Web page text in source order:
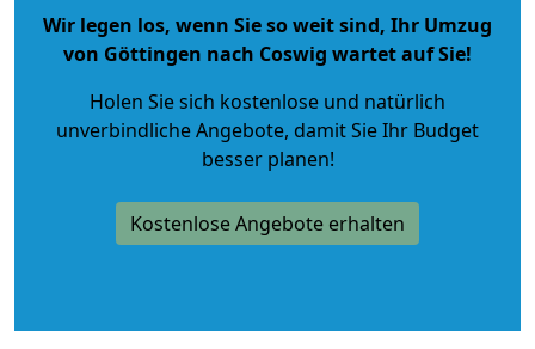
Wir legen los, wenn Sie so weit sind, Ihr Umzug
von Göttingen nach Coswig wartet auf Sie!
Holen Sie sich kostenlose und natürlich
unverbindliche Angebote, damit Sie Ihr Budget
besser planen!
Kostenlose Angebote erhalten